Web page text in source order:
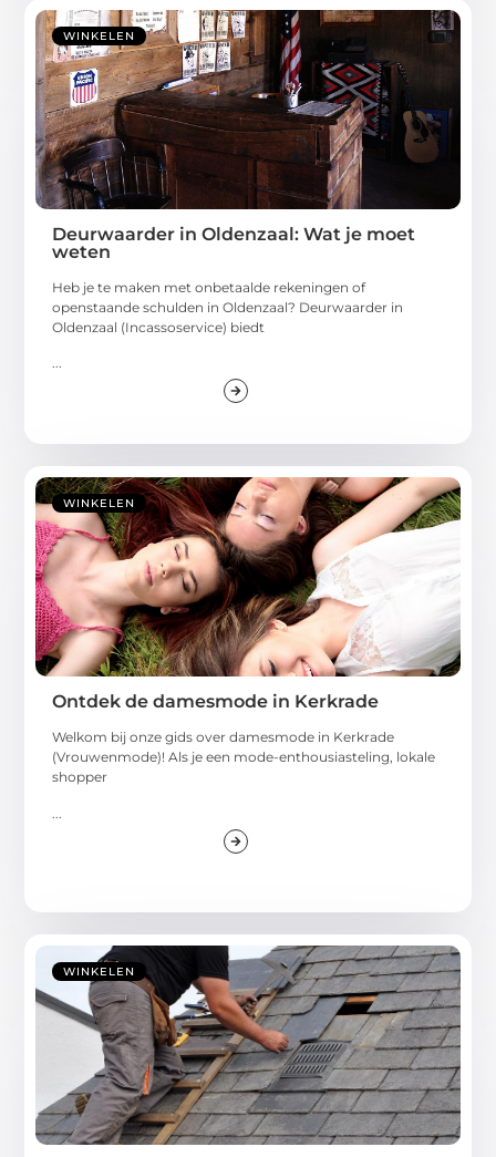
WINKELEN
Deurwaarder in Oldenzaal: Wat je moet
weten
Heb je te maken met onbetaalde rekeningen of
openstaande schulden in Oldenzaal? Deurwaarder in
Oldenzaal (Incassoservice) biedt
...
WINKELEN
Ontdek de damesmode in Kerkrade
Welkom bij onze gids over damesmode in Kerkrade
(Vrouwenmode)! Als je een mode-enthousiasteling, lokale
shopper
WINKELEN